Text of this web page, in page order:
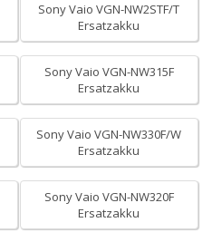
Sony Vaio VGN-NW2STF/T
Ersatzakku
Sony Vaio VGN-NW315F
Ersatzakku
Sony Vaio VGN-NW330F/W
Ersatzakku
Sony Vaio VGN-NW320F
Ersatzakku